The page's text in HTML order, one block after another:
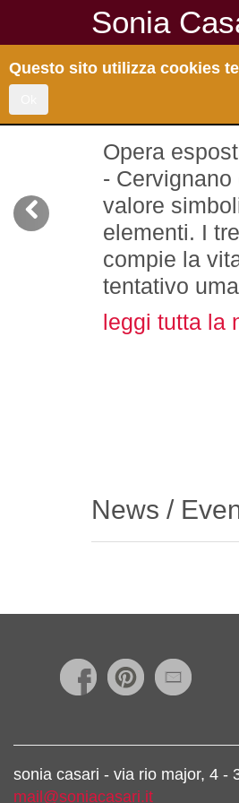
Sonia
Opera
-
valore
elementi. I
compie la
tentativo
leggi tutta la
News /
sonia casari - via rio major, 4 -
mail@soniacasari.it
Questo sito utilizza cookies